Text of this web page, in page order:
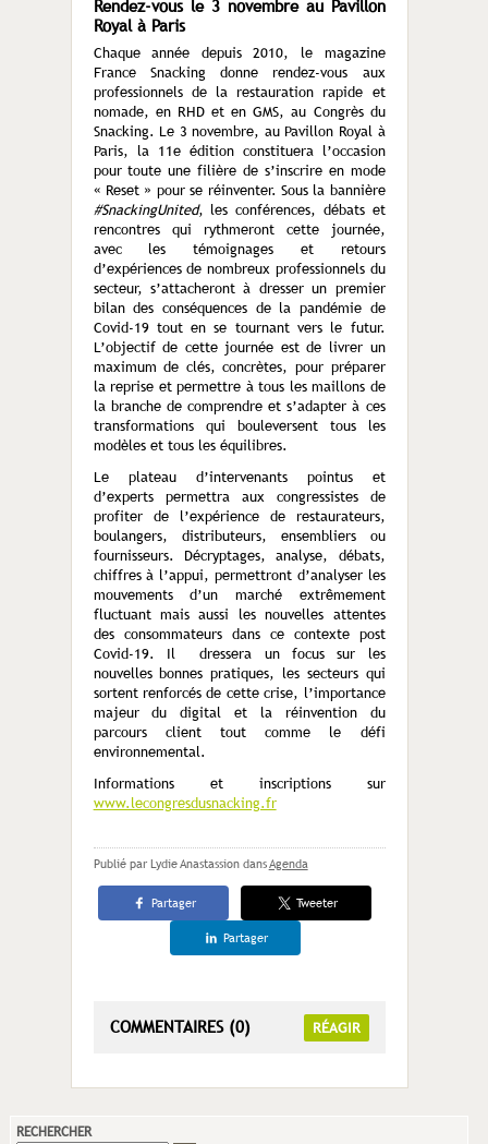
Rendez-vous le 3 novembre au Pavillon
Royal à Paris
Chaque année depuis 2010, le magazine
France Snacking donne rendez-vous aux
professionnels de la restauration rapide et
nomade, en RHD et en GMS, au Congrès du
Snacking. Le 3 novembre, au Pavillon Royal à
Paris, la 11eédition constituera l’occasion
pour toute une filière de s’inscrire en mode
« Reset » pour se réinventer. Sous la bannière
#SnackingUnited, les conférences, débats et
rencontres qui rythmeront cette journée,
avec les témoignages et retours
d’expériences de nombreux professionnels du
secteur, s’attacheront à dresser un premier
bilan des conséquences de la pandémie de
Covid-19 tout en se tournant vers le futur.
L’objectif de cette journée est de livrer un
maximum de clés, concrètes, pour préparer
la reprise et permettre à tous les maillons de
la branche de comprendre et s’adapter à ces
transformations qui bouleversent tous les
modèles et tous les équilibres.
Le plateau d’intervenants pointus et
d’experts permettra aux congressistes de
profiter de l’expérience de restaurateurs,
boulangers, distributeurs, ensembliers ou
fournisseurs. Décryptages, analyse, débats,
chiffres à l’appui, permettront d’analyser les
mouvements d’un marché extrêmement
fluctuant mais aussi les nouvelles attentes
des consommateurs dans ce contexte post
Covid-19. Il dressera un focus sur les
nouvelles bonnes pratiques, les secteurs qui
sortent renforcés de cette crise, l’importance
majeur du digital et la réinvention du
parcours client tout comme le défi
environnemental.
Informations et inscriptions sur
www.lecongresdusnacking.fr
Publié par Lydie Anastassion dansAgenda
Partager Tweeter
Partager
COMMENTAIRES (0) RÉAGIR
RECHERCHER